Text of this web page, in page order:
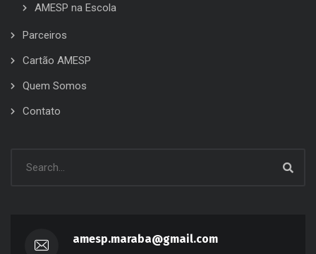
AMESP na Escola
Parceiros
Cartão AMESP
Quem Somos
Contato
amesp.maraba@gmail.com